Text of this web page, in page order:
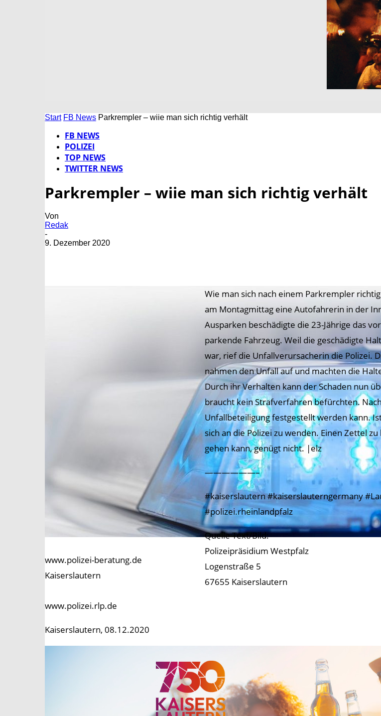
Start FB News Parkrempler – wiie man sich richtig verhält
FB NEWS
POLIZEI
TOP NEWS
TWITTER NEWS
Parkrempler – wiie man sich richtig verhält
Von
Redak
-
9. Dezember 2020
www.polizei-beratung.de
Kaiserslautern
Wie man sich nach einem Parkrempler
am Montagmittag eine Autofahrerin in der
Ausparken beschädigte die 23-Jährige das
parkende Fahrzeug. Weil die geschädigte
war, rief die Unfallverursacherin die Polizei.
nahmen den Unfall auf und machten die
Durch ihr Verhalten kann der Schaden nun
braucht kein Strafverfahren befürchten.
Unfallbeteiligung festgestellt werden kann.
sich an die Polizei zu wenden. Einen Zettel
gehen kann, genügt nicht. |elz
——————–
#kaiserslautern #kaiserslauterngermany
#polizei.rheinlandpfalz
Quelle Text/Bild:
Polizeipräsidium Westpfalz
Logenstraße 5
67655 Kaiserslautern
www.polizei.rlp.de
Kaiserslautern, 08.12.2020